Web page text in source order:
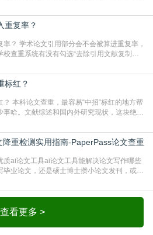
成了很多过来人交稿前必做的一步。为什么
备项？可能还有不少人觉得，我就用AI搭了个
重复率？
重复率，
查重系统有没有勾选“去除引用文献复制
编号、与正文一一对应，著录项符合GB/T
、页码齐全，标点用半角）；查重系统识别
标红？
方帮
哈。文献综述和国内外研究现状，这块绝对
度百科、教材或别人写好的综述段落，系统
意义和方法描述也是不可避免，比如“本文采
数据分
重检测实用指南-PaperPass论文查重
质ai论文工具ai论文工具能解决论文写作哪些
业论文，还是硕士博士攒小论文发刊，或是
说，还经常改不到点上，交上去才发现重复
成熟的ai论文工具，这些痛点基本都能高效解
你梳
查看更多 >